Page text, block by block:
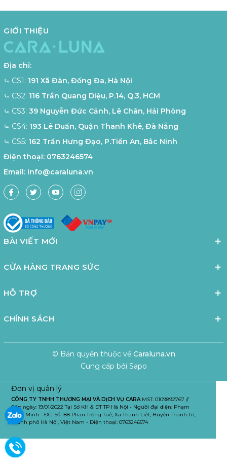
GIỚI THIỆU
Địa chỉ:
⤿ CS1: 191 Xã Đàn, Đống Đa, Hà Nội
⤿ CS2: 116 Trần Quang Diệu, P.14, Q.3, HCM
⤿ CS3: 39 Nguyễn Đức Cảnh, Lê Chân, Hải Phòng
⤿ CS4: 193 Lê Duẩn, Quận Thanh Khê, Đà Nẵng
⤿ CS5: 162 Trần Hưng Đạo, P.Tiền An, Bắc Ninh
Điện thoại: 0763246574
Email: info@caraluna.vn
BÀI VIẾT MỚI
CỬA HÀNG TRANG SỨC
HỖ TRỢ
CHÍNH SÁCH
© Bản quyền thuộc về Caraluna.vn
Cung cấp bởi Sapo
Đơn vị quản lý
CÔNG TY TNHH THƯƠNG MẠI VÀ DỊCH VỤ CARAMST: 0109892767 //
Cấp ngày: 19/01/2022 Tại Sở KH & ĐT TP Hà Nội - Người đại diện: Phạm
Tuấn Minh - ĐC: Số 188 Phan Trọng Tuệ, Xã Thanh Liệt, Huyện Thanh Trì,
Thành phố Hà Nội, Việt Nam - Điện thoại: 0763246574